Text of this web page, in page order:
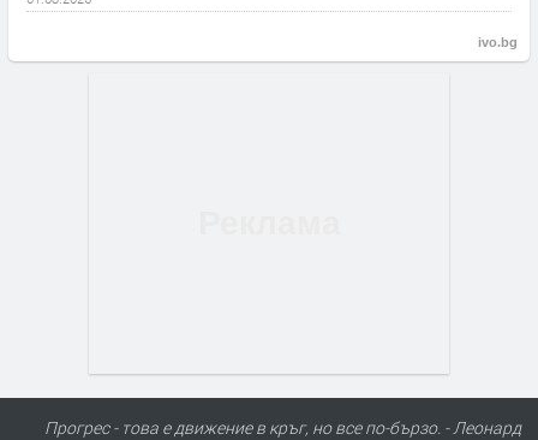
ivo.bg
Прогрес - това е движение в кръг, но все по-бързо. - Леонард